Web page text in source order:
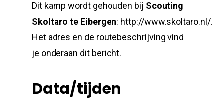
Dit kamp wordt gehouden bij Scouting
Skoltaro te Eibergen: http://www.skoltaro.nl/.
Het adres en de routebeschrijving vind
je onderaan dit bericht.
Data/tijden